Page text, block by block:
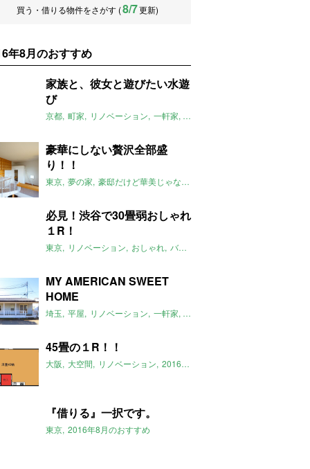
買う・借りる物件をさがす (8/7更新)
年8月のおすすめ
家族と、彼女と遊びたい水遊
び
京都 町家 リノベーション 一軒家 最高
豪華にしない贅沢全部盛
り！！
東京 夢の家 豪邸だけど華美じゃない
必見！渋谷で30畳弱おしゃれ
１R！
東京 リノベーション おしゃれ バーカウンター
MY AMERICAN SWEET
HOME
埼玉 平屋 リノベーション 一軒家 米軍ハウス
45畳の１R！！
大阪 大空間 リノベーション 2016年8月のおすすめ
『借りる』一択です。
東京 2016年8月のおすすめ